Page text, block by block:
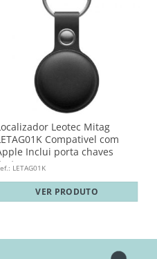
Leotec Mitag
Compativel com
Inclui porta chaves
LETAG01K
VER PRODUTO